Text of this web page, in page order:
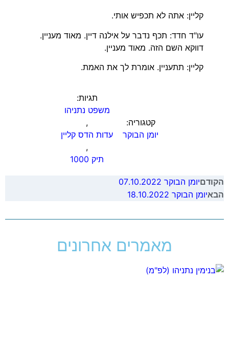
קליין: אתה לא תכפיש אותי.
עו"ד חדד: תכף נדבר על אילנה דיין. מאוד מעניין.
דווקא השם הזה. מאוד מעניין.
קליין: תתעניין. אומרת לך את האמת.
קטגוריה:
יומן הבוקר
תגיות:
משפט נתניהו
,
עדות הדס קליין
,
תיק 1000
הקודםיומן הבוקר 07.10.2022
הבאיומן הבוקר 18.10.2022
מאמרים אחרונים